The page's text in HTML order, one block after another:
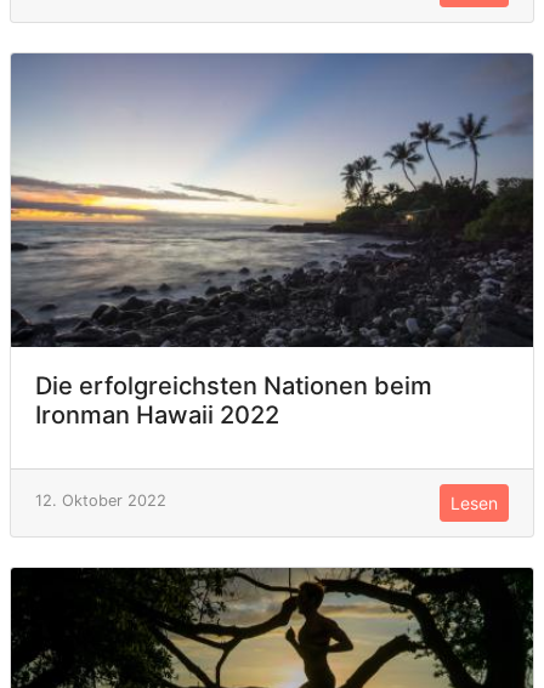
Die erfolgreichsten Nationen beim
Ironman Hawaii 2022
12. Oktober 2022 Lesen